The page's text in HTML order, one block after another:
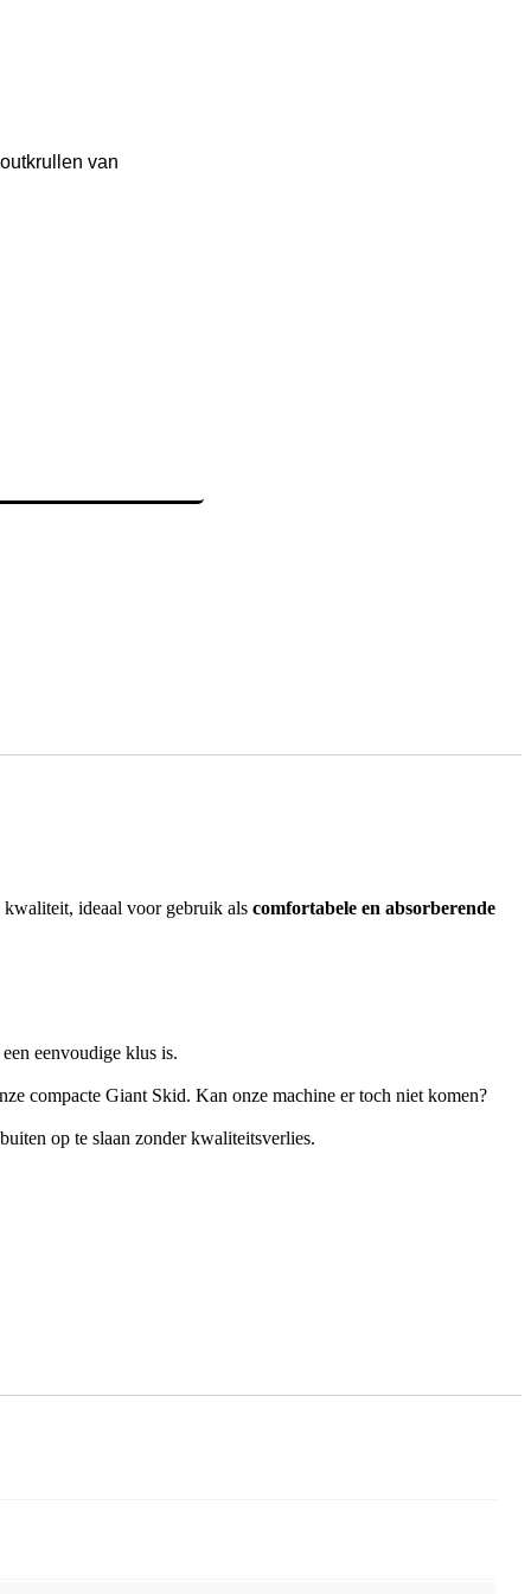
van
ideaal voor gebruik als comfortabele en absorberende
eenvoudige klus is.
compacte Giant Skid. Kan onze machine er toch niet komen?
op te slaan zonder kwaliteitsverlies.